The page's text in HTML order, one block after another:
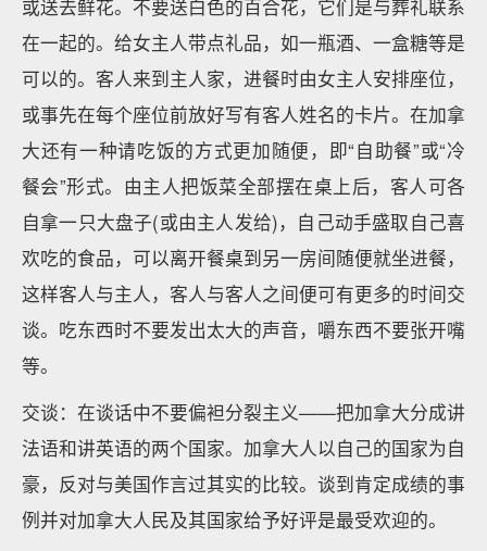
或送去鲜花。不要送白色的百合花，它们是与葬礼联系
在一起的。给女主人带点礼品，如一瓶酒、一盒糖等是
可以的。客人来到主人家，进餐时由女主人安排座位，
或事先在每个座位前放好写有客人姓名的卡片。在加拿
大还有一种请吃饭的方式更加随便，即“自助餐”或“冷
餐会”形式。由主人把饭菜全部摆在桌上后，客人可各
自拿一只大盘子(或由主人发给)，自己动手盛取自己喜
欢吃的食品，可以离开餐桌到另一房间随便就坐进餐，
这样客人与主人，客人与客人之间便可有更多的时间交
谈。吃东西时不要发出太大的声音，嚼东西不要张开嘴
等。
交谈：在谈话中不要偏袒分裂主义——把加拿大分成讲
法语和讲英语的两个国家。加拿大人以自己的国家为自
豪，反对与美国作言过其实的比较。谈到肯定成绩的事
例并对加拿大人民及其国家给予好评是最受欢迎的。